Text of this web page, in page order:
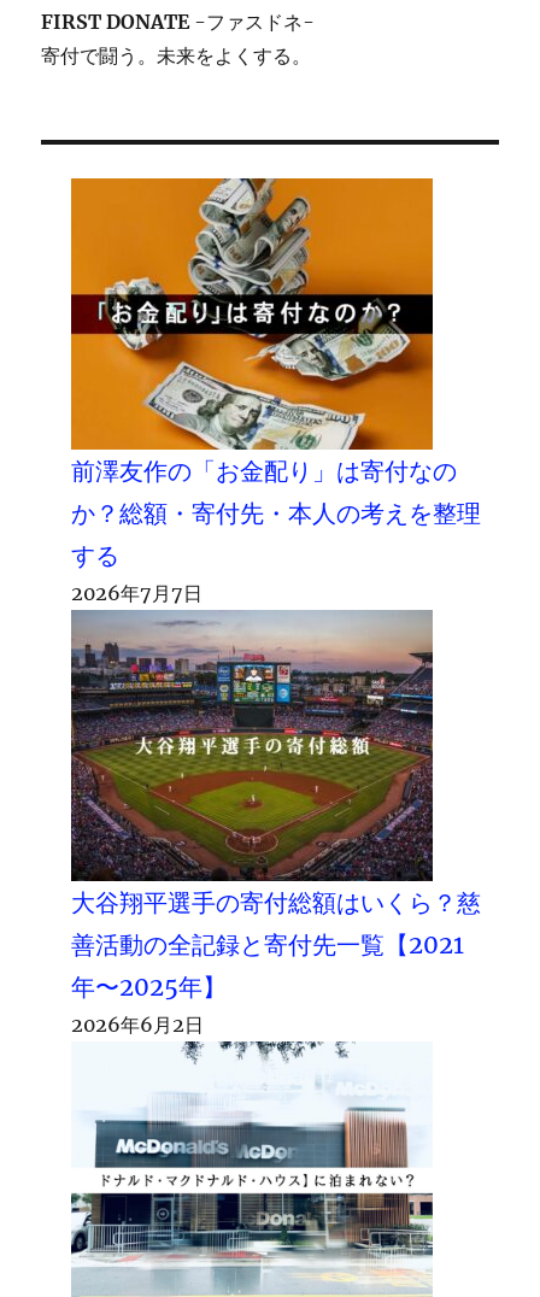
FIRST DONATE-ファスドネ-
寄付で闘う。未来をよくする。
前澤友作の「お金配り」は寄付なの
か？総額・寄付先・本人の考えを整理
する
2026年7月7日
大谷翔平選手の寄付総額はいくら？慈
善活動の全記録と寄付先一覧【2021
年〜2025年】
2026年6月2日